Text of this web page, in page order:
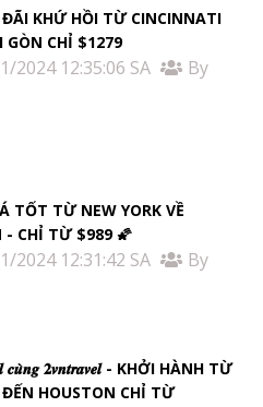
KHỨ HỒI TỪ ​​CINCINNATI
GÒN CHỈ $1279
2024 12:35:06 SA
By
TỐT TỪ NEW YORK VỀ
- CHỈ TỪ $989 🌠
2024 12:31:42 SA
By
𝒄𝒖̀𝒏𝒈 𝟐𝒗𝒏𝒕𝒓𝒂𝒗𝒆𝒍 - KHỞI HÀNH TỪ
HOUSTON CHỈ TỪ